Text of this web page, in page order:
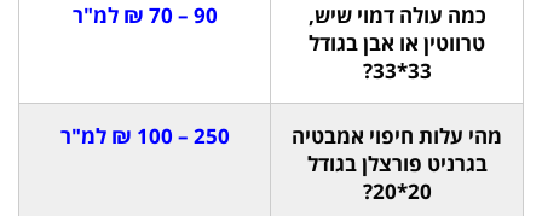
כמה עולה דמוי שיש,
טרווטין או אבן בגודל
33*33?
90 – 70 ₪ למ"ר
מהי עלות חיפוי אמבטיה
בגרניט פורצלן בגודל
20*20?
250 – 100 ₪ למ"ר